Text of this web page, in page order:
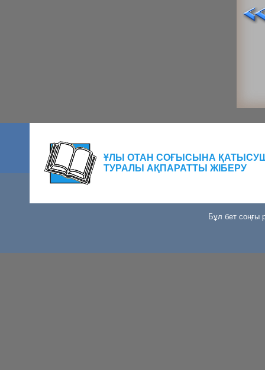
ҰЛЫ ОТАН СОҒЫСЫНА
ТУРАЛЫ АҚПАРАТТЫ ЖІБЕРУ
Бұл бет соңғы